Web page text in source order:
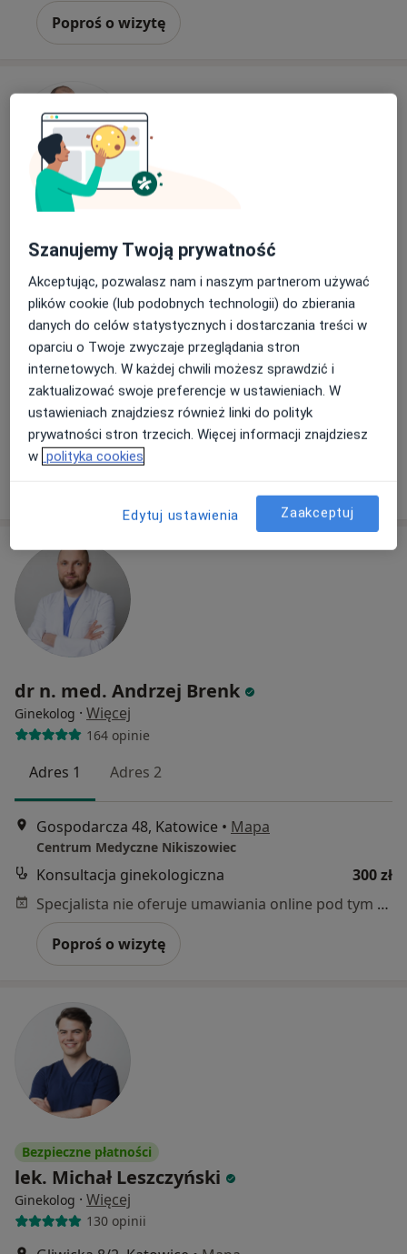
Poproś o wizytę
Ginekolog·Więcej
306 opinii
Adres 1 Adres 2
Johna Baildona 4/4, Katowice •Mapa
DR FUCHS CLINIC
Badania drożności jajowodów
dr n. med. Andrzej Brenk
Ginekolog · Więcej
164 opinie
Adres 1 Adres 2
Gospodarcza 48, Katowice • Mapa
Centrum Medyczne Nikiszowiec
Konsultacja ginekologiczna
300 zł
Specjalista nie oferuje umawiania online pod tym adresem.
Poproś o wizytę
Bezpieczne płatności
lek. Michał Leszczyński
Ginekolog · Więcej
130 opinii
Szanujemy Twoją prywatność
Akceptując, pozwalasz nam i naszym partnerom używać
plików cookie (lub podobnych technologii) do zbierania
danych do celów statystycznych i dostarczania treści w
oparciu o Twoje zwyczaje przeglądania stron
internetowych. W każdej chwili możesz sprawdzić i
zaktualizować swoje preferencje w ustawieniach. W
ustawieniach znajdziesz również linki do polityk
prywatności stron trzecich. Więcej informacji znajdziesz
w polityka cookies
Edytuj ustawienia Zaakceptuj